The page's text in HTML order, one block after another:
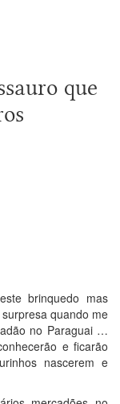
que
brinquedo mas
quando me
no Paraguai …
e ficarão
nascerem e